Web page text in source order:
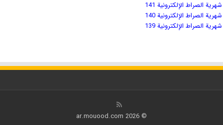
شهریة الصراط الإلكترونية 141
شهریة الصراط الإلكترونية 140
شهریة الصراط الإلكترونية 139
© 2026 ar.mouood.com